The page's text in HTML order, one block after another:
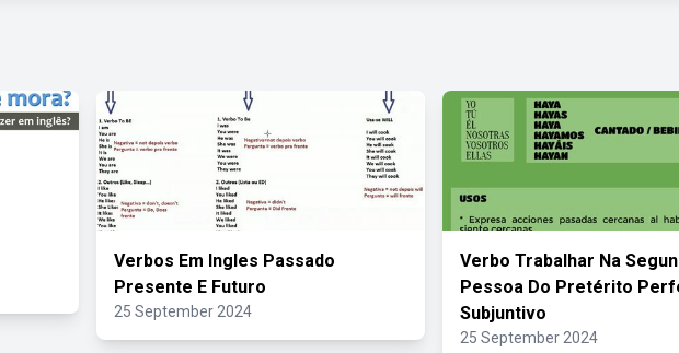
Verbos Em Ingles Passado
Presente E Futuro
25 September 2024
Verbo Trabalhar Na
Pessoa Do Pretérito
Subjuntivo
25 September 2024